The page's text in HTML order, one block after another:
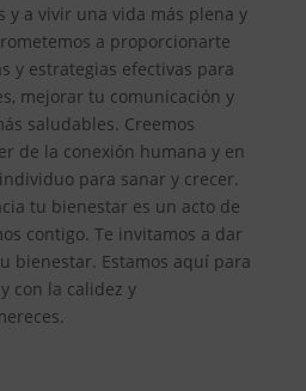
y a vivir una vida más plena y
a proporcionarte
y estrategias efectivas para
mejorar tu comunicación y
saludables. Creemos
de la conexión humana y en
para sanar y crecer.
tu bienestar es un acto de
contigo. Te invitamos a dar
bienestar. Estamos aquí para
con la calidez y